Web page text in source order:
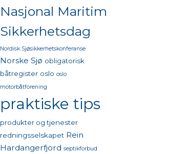
Nasjonal Maritim
Sikkerhetsdag
Nordisk Sjøsikkerhetskonferanse
Norske Sjø obligatorisk
båtregister oslo oslo
motorbåtforening
praktiske tips
produkter og tjenester
redningsselskapet Rein
Hardangerfjord septikforbud